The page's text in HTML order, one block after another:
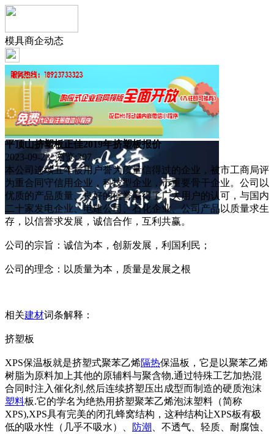
模具商企动态
平顶山挤塑板正佳2019年挤塑板报价
2023-09-23 浏览:307
本公司连续五年被用户誉为质量信得过的企业，被市工商局评
为重合同守信用企业，科技型企业，市重要骨干企业。公司以
优质的产品质量、良好的信誉赢得了广大用户的认可，与国内
二十家发电企业、电建公司、石化企业、公司产品以质量求生
存，以信誉求发展，诚信合作，互利共赢。
公司的宗旨：诚信为本，创新发展，利国利民；
公司的理念：以质量为本，质量是发展之根
相关建材词条解释：
挤塑板
XPS保温板就是挤塑式聚苯乙烯隔热保温板，它是以聚苯乙烯
树脂为原料加上其他的原辅料与聚含物,通过特殊工艺加热混
合同时注入催化剂,然后连续挤塑压出成型而制造的硬质泡沫
塑料板.它的学名为绝热用挤塑聚苯乙烯泡沫塑料（简称
XPS),XPS具有完美的闭孔蜂窝结构，这种结构让XPS板有极
低的吸水性（几乎不吸水）、
防潮
、不透气、轻质、耐腐蚀、